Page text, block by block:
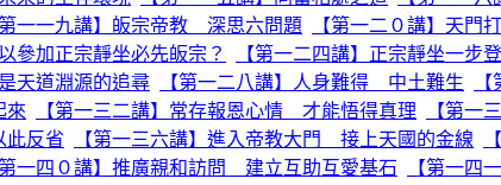
第一一九講】皈宗帝教 深思六問題 【第一二０講】天
參加正宗靜坐必先皈宗？ 【第一二四講】正宗靜坐一
天道淵源的追尋 【第一二八講】人身難得 中土難生
來 【第一三二講】常存報恩心情 才能悟得真理 【第一
此反省 【第一三六講】進入帝教大門 接上天國的金線
第一四０講】推廣親和訪問 建立互助互愛基石 【第一四